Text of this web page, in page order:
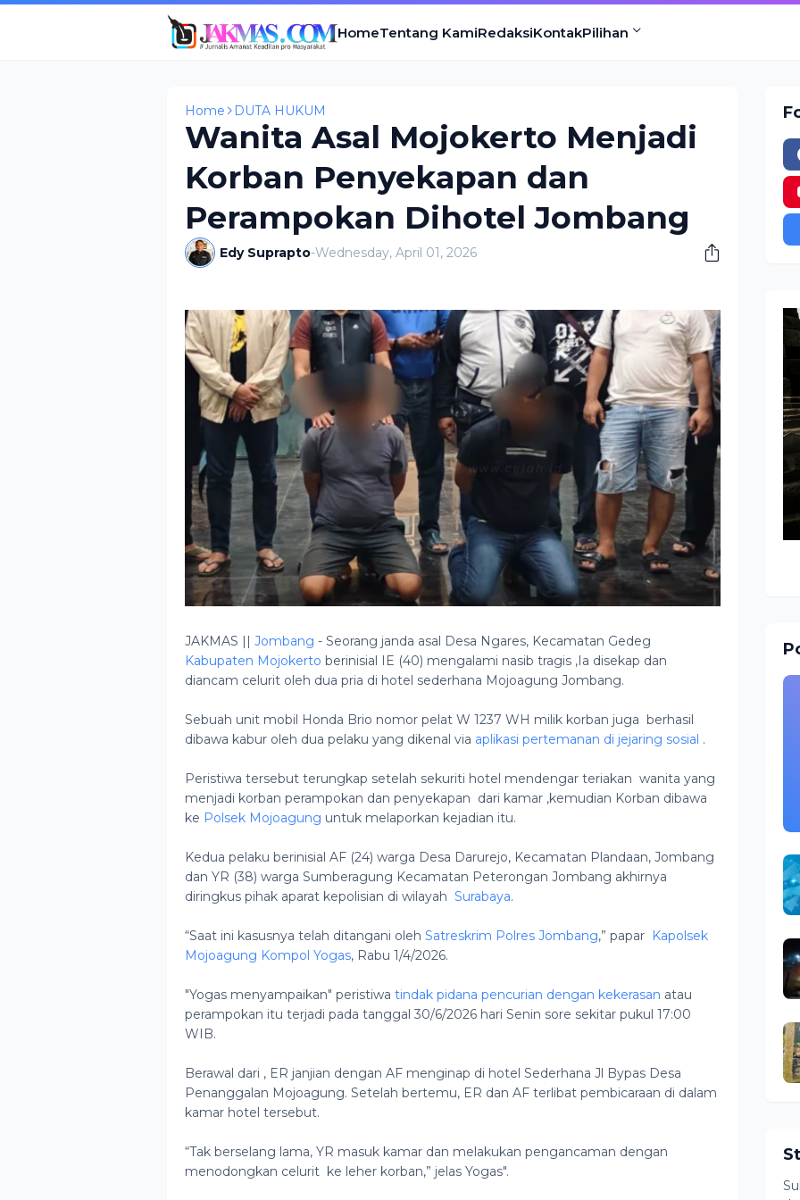
HomeTentang KamiRedaksiKontakPilihan
Home DUTA HUKUM
Wanita Asal Mojokerto Menjadi
Korban Penyekapan dan
Perampokan Dihotel Jombang
Edy Suprapto-Wednesday, April 01, 2026
JAKMAS || Jombang - Seorang janda asal Desa Ngares, Kecamatan Gedeg
Kabupaten Mojokerto berinisial IE (40) mengalami nasib tragis ,Ia disekap dan
diancam celurit oleh dua pria di hotel sederhana Mojoagung Jombang.
Sebuah unit mobil Honda Brio nomor pelat W 1237 WH milik korban juga berhasil
dibawa kabur oleh dua pelaku yang dikenal via aplikasi pertemanan di jejaring sosial .
Peristiwa tersebut terungkap setelah sekuriti hotel mendengar teriakan wanita yang
menjadi korban perampokan dan penyekapan dari kamar ,kemudian Korban dibawa
ke Polsek Mojoagung untuk melaporkan kejadian itu.
Kedua pelaku berinisial AF (24) warga Desa Darurejo, Kecamatan Plandaan, Jombang
dan YR (38) warga Sumberagung Kecamatan Peterongan Jombang akhirnya
diringkus pihak aparat kepolisian di wilayah Surabaya.
“Saat ini kasusnya telah ditangani oleh Satreskrim Polres Jombang,” papar Kapolsek
Mojoagung Kompol Yogas, Rabu 1/4/2026.
"Yogas menyampaikan" peristiwa tindak pidana pencurian dengan kekerasan atau
perampokan itu terjadi pada tanggal 30/6/2026 hari Senin sore sekitar pukul 17:00
WIB.
Berawal dari , ER janjian dengan AF menginap di hotel Sederhana Jl Bypas Desa
Penanggalan Mojoagung. Setelah bertemu, ER dan AF terlibat pembicaraan di dalam
kamar hotel tersebut.
“Tak berselang lama, YR masuk kamar dan melakukan pengancaman dengan
menodongkan celurit ke leher korban,” jelas Yogas".